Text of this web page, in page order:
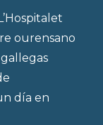
ourensano
día en